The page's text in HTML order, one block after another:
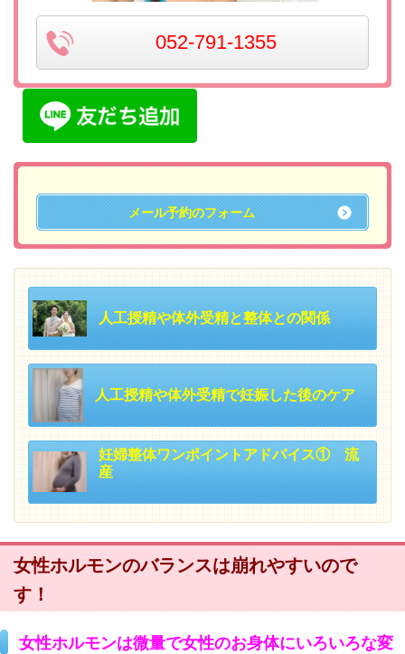
052-791-1355
メール予約のフォーム
人工授精や体外受精と整体との関係
人工授精や体外受精で妊娠した後のケア
妊婦整体ワンポイントアドバイス① 流
産
女性ホルモンのバランスは崩れやすいので
す！
女性ホルモンは微量で女性のお身体にいろいろな変